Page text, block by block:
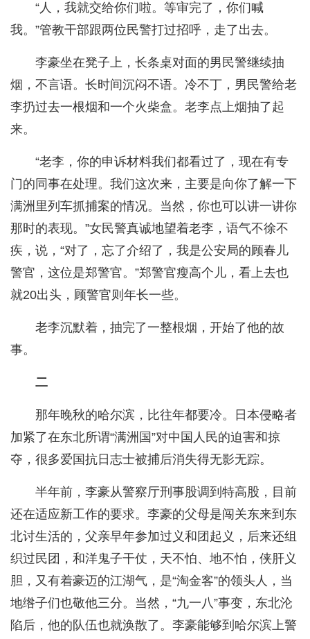
“人，我就交给你们啦。等审完了，你们喊
我。”管教干部跟两位民警打过招呼，走了出去。
李豪坐在凳子上，长条桌对面的男民警继续抽
烟，不言语。长时间沉闷不语。冷不丁，男民警给老
李扔过去一根烟和一个火柴盒。老李点上烟抽了起
来。
“老李，你的申诉材料我们都看过了，现在有专
门的同事在处理。我们这次来，主要是向你了解一下
满洲里列车抓捕案的情况。当然，你也可以讲一讲你
那时的表现。”女民警真诚地望着老李，语气不徐不
疾，说，“对了，忘了介绍了，我是公安局的顾春儿
警官，这位是郑警官。”郑警官瘦高个儿，看上去也
就20出头，顾警官则年长一些。
老李沉默着，抽完了一整根烟，开始了他的故
事。
二
那年晚秋的哈尔滨，比往年都要冷。日本侵略者
加紧了在东北所谓“满洲国”对中国人民的迫害和掠
夺，很多爱国抗日志士被捕后消失得无影无踪。
半年前，李豪从警察厅刑事股调到特高股，目前
还在适应新工作的要求。李豪的父母是闯关东来到东
北讨生活的，父亲早年参加过义和团起义，后来还组
织过民团，和洋鬼子干仗，天不怕、地不怕，侠肝义
胆，又有着豪迈的江湖气，是“淘金客”的领头人，当
地绺子们也敬他三分。当然，“九一八”事变，东北沦
陷后，他的队伍也就涣散了。李豪能够到哈尔滨上警